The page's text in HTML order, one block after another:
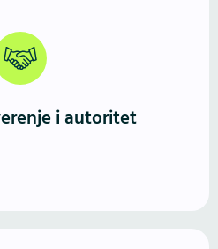
i autoritet
WordPress sajt jasno
nudite i zašto ste pouzdan
kontaktu ili kupovini.